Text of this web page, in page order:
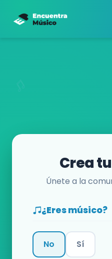
Crea
Únete a la
¿Eres músico?
No Sí